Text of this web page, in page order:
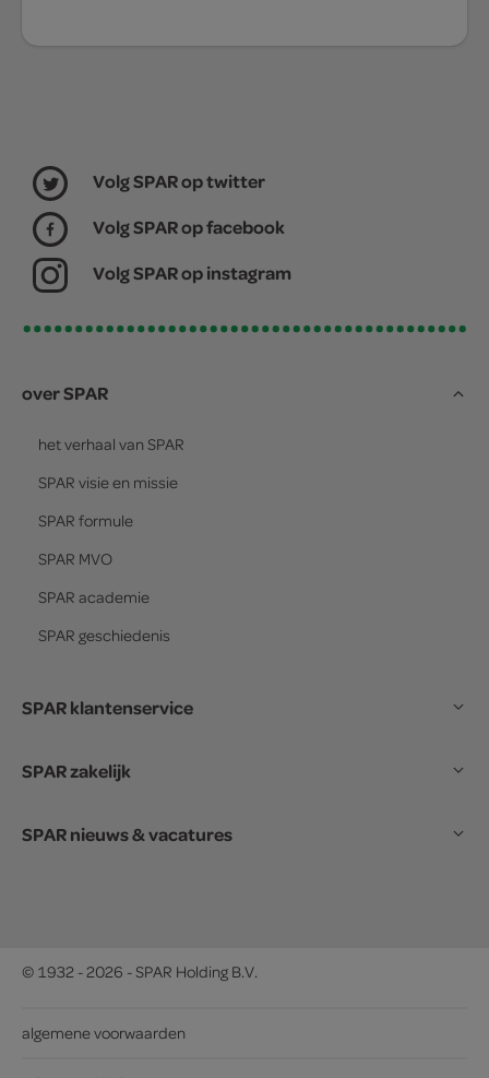
Volg SPAR op twitter
Volg SPAR op facebook
Volg SPAR op instagram
over SPAR
het verhaal van SPAR
SPAR visie en missie
SPAR formule
SPAR MVO
SPAR academie
SPAR geschiedenis
SPAR klantenservice
SPAR zakelijk
SPAR nieuws & vacatures
© 1932 - 2026 - SPAR Holding B.V.
algemene voorwaarden